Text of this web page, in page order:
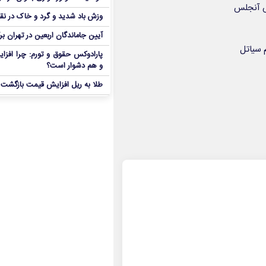
وزش باد شدید و گرد و خاک در
آیین جاماندگان اربعین در تهران
پارادوکس حقوق و تورم: چرا
و هم دشوار است؟
طلا به ریل افزایش قیمت بازگشت